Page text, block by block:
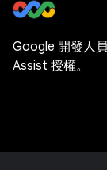
Google 開發人
Assist 授權。